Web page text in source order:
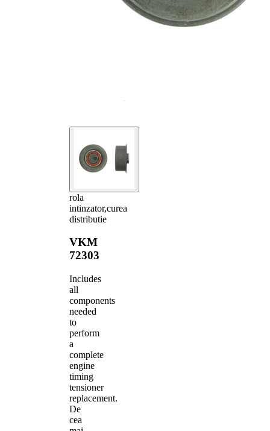
rola
intinzator,curea
distributie
VKM
72303
Includes
all
components
needed
to
perform
a
complete
engine
timing
tensioner
replacement.
De
cea